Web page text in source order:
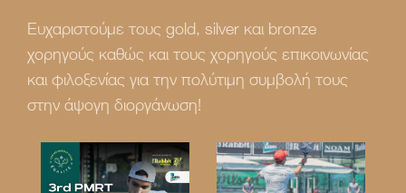
Ευχαριστούμε τους gold, silver και bronze
χορηγούς καθώς και τους χορηγούς επικοινωνίας
και φιλοξενίας για την πολύτιμη συμβολή τους
στην άψογη διοργάνωση!